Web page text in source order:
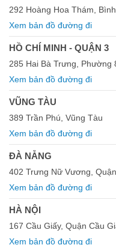
292 Hoàng Hoa Thám,
Xem bản đồ đường đi
HỒ CHÍ MINH - QUẬN 3
285 Hai Bà Trưng, Phường
Xem bản đồ đường đi
VŨNG TÀU
389 Trần Phú, Vũng Tàu
Xem bản đồ đường đi
ĐÀ NẴNG
402 Trưng Nữ Vương,
Xem bản đồ đường đi
HÀ NỘI
167 Cầu Giấy, Quận Cầu
Xem bản đồ đường đi